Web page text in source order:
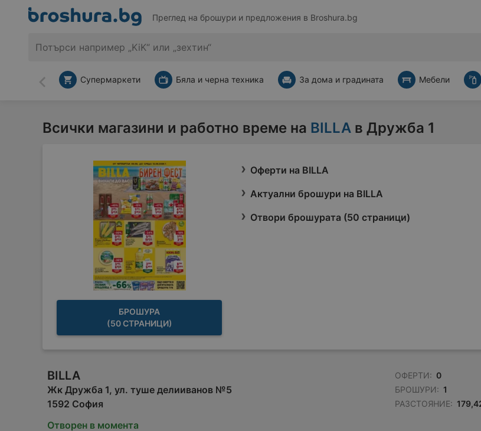
Преглед на брошури и предложения в Broshura.bg
Назад
Супермаркети Бяла и черна техника За дома и градината Мебели
Всички магазини и работно време на BILLA в Дружба 1
БРОШУРА
(50 СТРАНИЦИ)
Оферти на BILLA
Актуални брошури на BILLA
Отвори брошурата (50 страници)
BILLA
Жк Дружба 1, ул. туше делииванов №5
1592 София
ОФЕРТИ: 0
БРОШУРИ: 1
РАЗСТОЯНИЕ:
Отворен в момента